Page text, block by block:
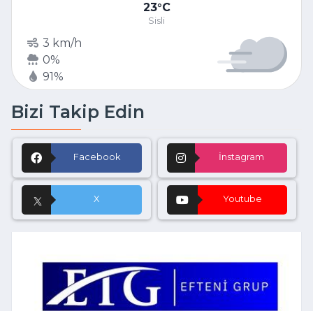
23 C
Sisli
3 km/h
0%
91%
Bizi Takip Edin
Facebook İnstagram
X Youtube